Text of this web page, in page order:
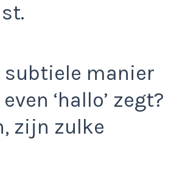
subtiele manier
‘hallo’ zegt?
zijn zulke